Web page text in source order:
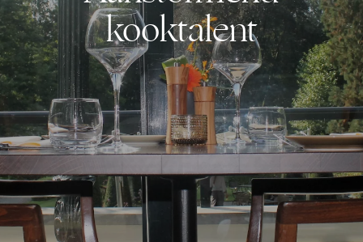
VOORBEELDOFFERTE
BRUIDSSUITE
TROUWLOCATIE ROUTE
ACTIVITEITEN
CONGRES OF CONFERENTIE
EVENEMENT
VERGADERING
VERGADEREN MET OVERNACHTING
ZALEN
JUBILEUM
FEEST
CONCERT
GROEPSDINER
UITVAART EN CONDOLEANCE
OVER KASTEEL DE VANENBURG
GESCHIEDENIS
ONS TEAM
AGENDA
VERHALEN
IN DE OMGEVING
HUISREGELS EN VEELGESTELDE VRAGEN
Vanenburgerallee 13
3882 RH Putten
Route plannen
info@vanenburg.nl
0341 375 454
kooktalent